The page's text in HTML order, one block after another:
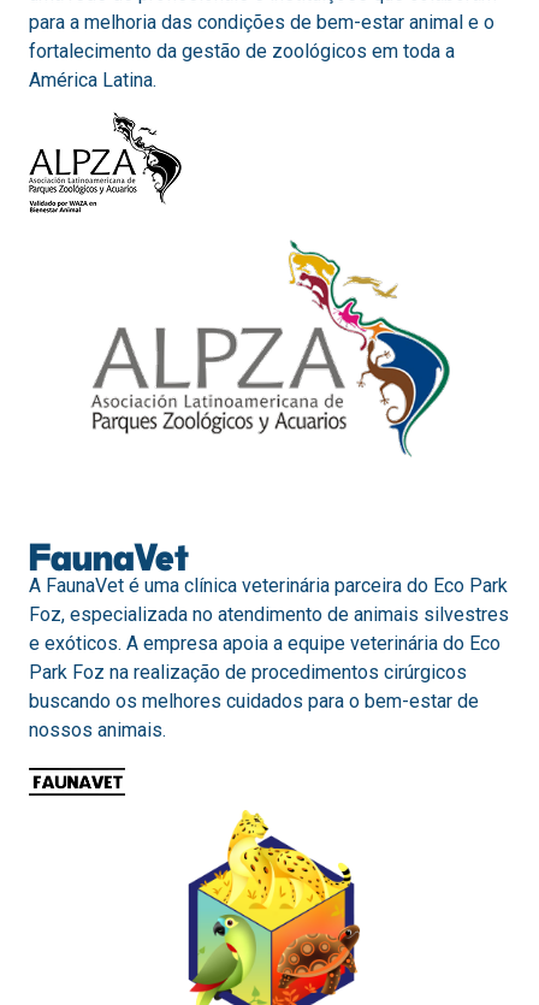
para a melhoria das condições de bem-estar animal e o
fortalecimento da gestão de zoológicos em toda a
América Latina.
FaunaVet
A FaunaVet é uma clínica veterinária parceira do Eco Park
Foz, especializada no atendimento de animais silvestres
e exóticos. A empresa apoia a equipe veterinária do Eco
Park Foz na realização de procedimentos cirúrgicos
buscando os melhores cuidados para o bem-estar de
nossos animais.